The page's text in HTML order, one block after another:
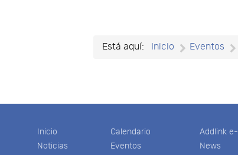
Está aquí: Inicio Eventos
Inicio
Noticias
Calendario
Eventos
Addlink e-
News